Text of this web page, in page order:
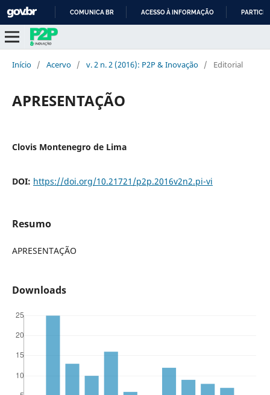
CONTEÚDO
COMUNICA BR ACESSO À INFORMAÇÃO
Início / Acervo / v. 2 n. 2 (2016): P2P & Inovação / Editorial
APRESENTAÇÃO
Clovis Montenegro de Lima
DOI: https://doi.org/10.21721/p2p.2016v2n2.pi-vi
Resumo
APRESENTAÇÃO
Downloads